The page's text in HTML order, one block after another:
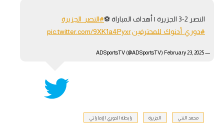
النصر 2-3 الجزيرة | أهداف المباراة ⚽️
#النصر_الجزيرة
#دوري_أدنوك_للمحترفينpic.twitter.com/9XK1a4Pyxr
— ADSportsTV (@ADSportsTV)
February 23, 2025
محمد النني الجزيرة رابطة الدوري الإماراتي